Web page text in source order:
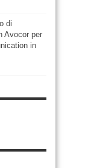
di
Avocor per
in